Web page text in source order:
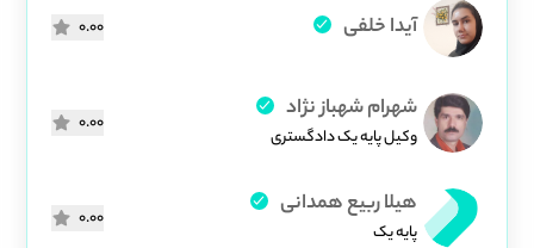
آیدا خلفی 0.00
شهرام شهباز نژاد
وکیل پایه یک دادگستری
0.00
هیلا ربیع همدانی
پایه یک
0.00